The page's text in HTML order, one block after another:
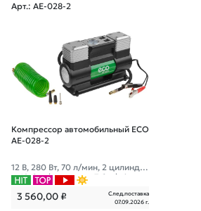
Арт.: AE-028-2
Компрессор автомобильный ECO
AE-028-2
12 В, 280 Вт, 70 л/мин, 2 цилиндр
а, 10 бар (манометр 7 бар), фонар
ь, сумка
3 560,00₽
След.поставка
07.09.2026 г.